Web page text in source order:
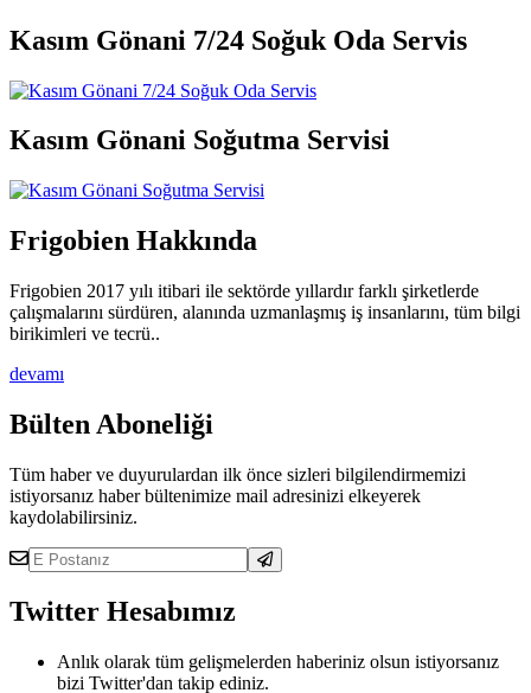
Kasım Gönani 7/24 Soğuk Oda Servis
Kasım Gönani Soğutma Servisi
Frigobien Hakkında
Frigobien 2017 yılı itibari ile sektörde yıllardır farklı şirketlerde
çalışmalarını sürdüren, alanında uzmanlaşmış iş insanlarını, tüm bilgi
birikimleri ve tecrü..
devamı
Bülten Aboneliği
Tüm haber ve duyurulardan ilk önce sizleri bilgilendirmemizi
istiyorsanız haber bültenimize mail adresinizi elkeyerek
kaydolabilirsiniz.
Twitter Hesabımız
Anlık olarak tüm gelişmelerden haberiniz olsun istiyorsanız
bizi Twitter'dan takip ediniz.